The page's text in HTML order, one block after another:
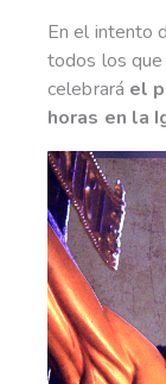
En el intento
todos los que
celebrará el
horas en la